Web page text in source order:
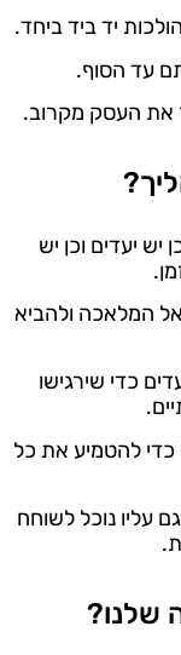
יד ביד ביחד.
עד הסוף.
את העסק מקרוב.
יש יעדים וכן יש
המלאכה ולהביא
כדי שירגישו
כדי להטמיע את כל
עליו נוכל לשוחח
שלנו?